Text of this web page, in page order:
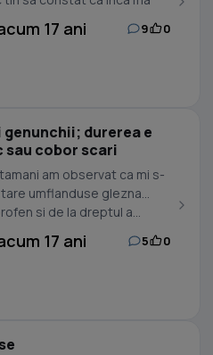
17 ani 9 0
genunchii; durerea e
sau cobor scari
am observat ca mi s-
umflanduse glezna
si de la dreptul a...
17 ani 5 0